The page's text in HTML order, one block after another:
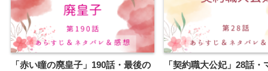
「赤い瞳の廃皇子」190話・最後の
「契約職大公妃」28話・